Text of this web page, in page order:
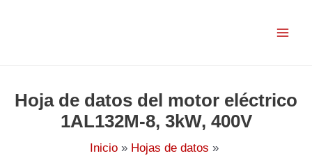
Hoja de datos del motor eléctrico
1AL132M-8, 3kW, 400V
Inicio
Hojas de datos